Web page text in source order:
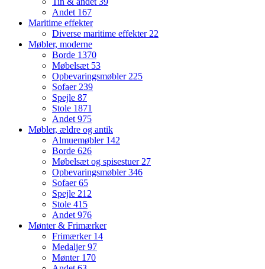
Andet 167
Maritime effekter
Diverse maritime effekter22
Møbler, moderne
Borde 1370
Møbelsæt 53
Opbevaringsmøbler225
Sofaer239
Spejle 87
Stole 1871
Andet975
Møbler, ældre og antik
Almuemøbler 142
Borde 626
Møbelsæt og spisestuer27
Opbevaringsmøbler346
Sofaer65
Spejle 212
Stole 415
Andet976
Mønter & Frimærker
Frimærker 14
Medaljer97
Mønter 170